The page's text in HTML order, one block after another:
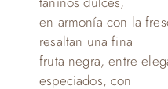
en armonía con la
resaltan una fina
fruta negra, entre
especiados, con